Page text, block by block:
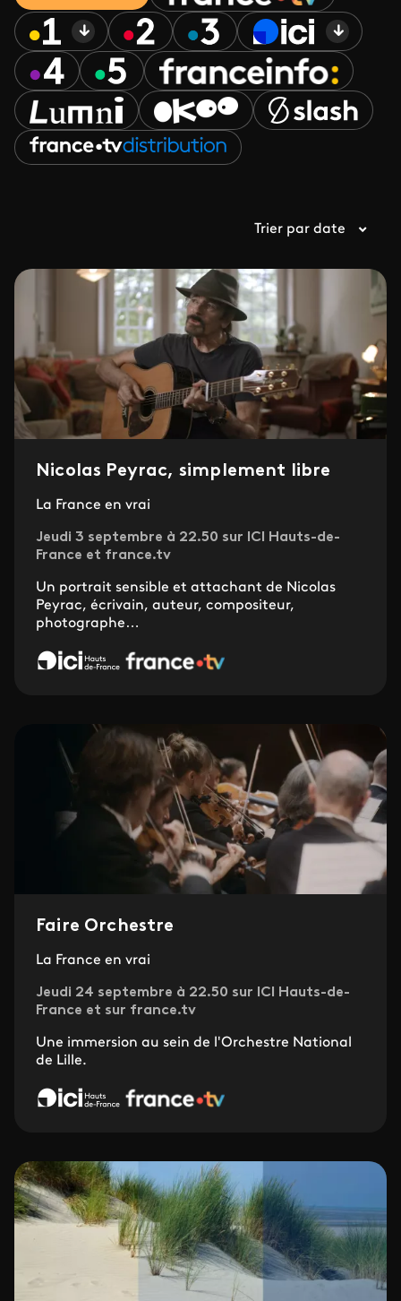
Trier par date
Nicolas Peyrac, simplement libre
La France en vrai
Jeudi 3 septembre à 22.50 sur ICI Hauts-de-
France et france.tv
Un portrait sensible et attachant de Nicolas
Peyrac, écrivain, auteur, compositeur,
photographe…
Faire Orchestre
La France en vrai
Jeudi 24 septembre à 22.50 sur ICI Hauts-de-
France et sur france.tv
Une immersion au sein de l'Orchestre National
de Lille.